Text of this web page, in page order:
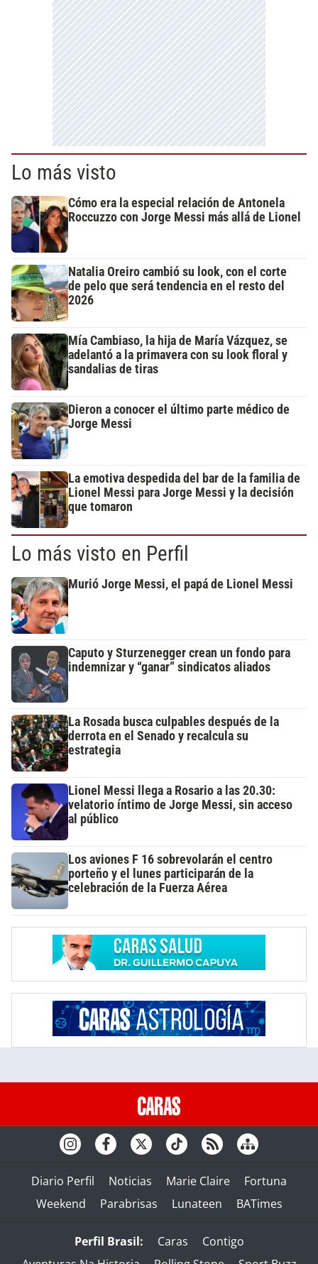
Lo más visto
Cómo era la especial relación de Antonela
Roccuzzo con Jorge Messi más allá de Lionel
Natalia Oreiro cambió su look, con el corte
de pelo que será tendencia en el resto del
2026
Mía Cambiaso, la hija de María Vázquez, se
adelantó a la primavera con su look floral y
sandalias de tiras
Dieron a conocer el último parte médico de
Jorge Messi
La emotiva despedida del bar de la familia de
Lionel Messi para Jorge Messi y la decisión
que tomaron
Lo más visto en Perfil
Murió Jorge Messi, el papá de Lionel Messi
Caputo y Sturzenegger crean un fondo para
indemnizar y “ganar” sindicatos aliados
La Rosada busca culpables después de la
derrota en el Senado y recalcula su
estrategia
Lionel Messi llega a Rosario a las 20.30:
velatorio íntimo de Jorge Messi, sin acceso
al público
Los aviones F 16 sobrevolarán el centro
porteño y el lunes participarán de la
celebración de la Fuerza Aérea
Diario Perfil Noticias Marie Claire
Fortuna
Weekend
Parabrisas Lunateen BATimes
Perfil Brasil: Caras
Contigo